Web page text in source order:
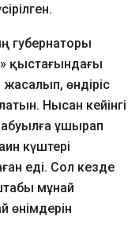
губернаторы
қыстағындағы
өндіріс
Нысан кейінгі
ұшырап
күштері
еді. Сол кезде
мұнай
өнімдерін